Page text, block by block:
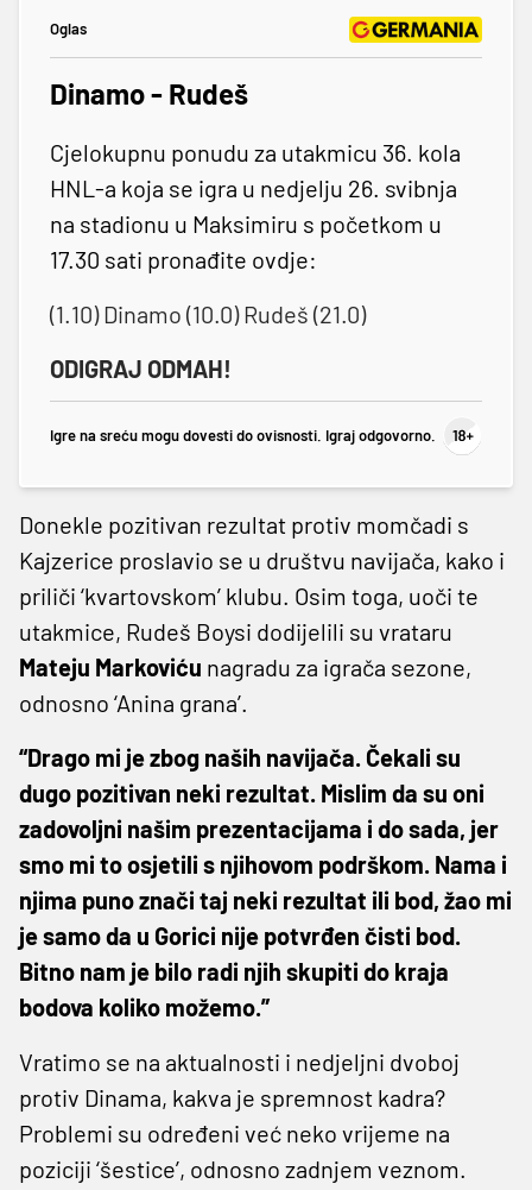
Oglas
Dinamo - Rudeš
Cjelokupnu ponudu za utakmicu 36. kola
HNL-a koja se igra u nedjelju 26. svibnja
na stadionu u Maksimiru s početkom u
17.30 sati pronađite ovdje:
(1.10) Dinamo (10.0) Rudeš (21.0)
ODIGRAJ ODMAH!
Igre na sreću mogu dovesti do ovisnosti. Igraj odgovorno.
Donekle pozitivan rezultat protiv momčadi s
Kajzerice proslavio se u društvu navijača, kako i
priliči ‘kvartovskom’ klubu. Osim toga, uoči te
utakmice, Rudeš Boysi dodijelili su vrataru
Mateju Markoviću nagradu za igrača sezone,
odnosno ‘Anina grana’.
“Drago mi je zbog naših navijača. Čekali su
dugo pozitivan neki rezultat. Mislim da su oni
zadovoljni našim prezentacijama i do sada, jer
smo mi to osjetili s njihovom podrškom. Nama i
njima puno znači taj neki rezultat ili bod, žao mi
je samo da u Gorici nije potvrđen čisti bod.
Bitno nam je bilo radi njih skupiti do kraja
bodova koliko možemo.”
Vratimo se na aktualnosti i nedjeljni dvoboj
protiv Dinama, kakva je spremnost kadra?
Problemi su određeni već neko vrijeme na
poziciji ‘šestice’, odnosno zadnjem veznom.